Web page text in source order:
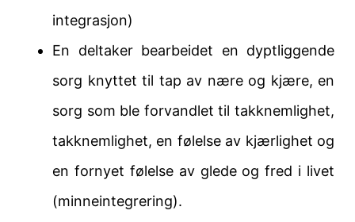
integrasjon)
En deltaker bearbeidet en dyptliggende
sorg knyttet til tap av nære og kjære, en
sorg som ble forvandlet til takknemlighet,
takknemlighet, en følelse av kjærlighet og
en fornyet følelse av glede og fred i livet
(minneintegrering).